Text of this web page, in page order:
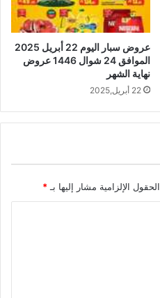
عروض سبار اليوم 22 أبريل 2025
الموافق 24 شوال 1446 عروض
نهاية الشهر
22 أبريل,2025
الحقول الإلزامية مشار إليها بـ *